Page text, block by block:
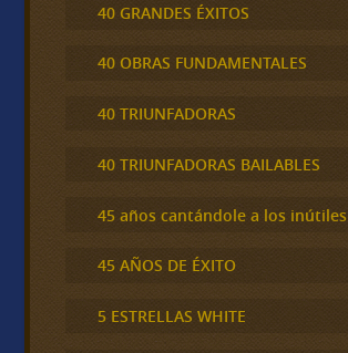
40 GRANDES ÉXITOS
40 OBRAS FUNDAMENTALES
40 TRIUNFADORAS
40 TRIUNFADORAS BAILABLES
45 años cantándole a los inútiles
45 AÑOS DE ÉXITO
5 ESTRELLAS WHITE